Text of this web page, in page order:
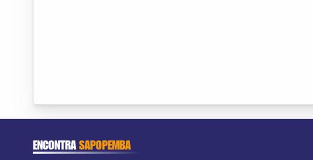
ENCONTRASAPOPEMBA